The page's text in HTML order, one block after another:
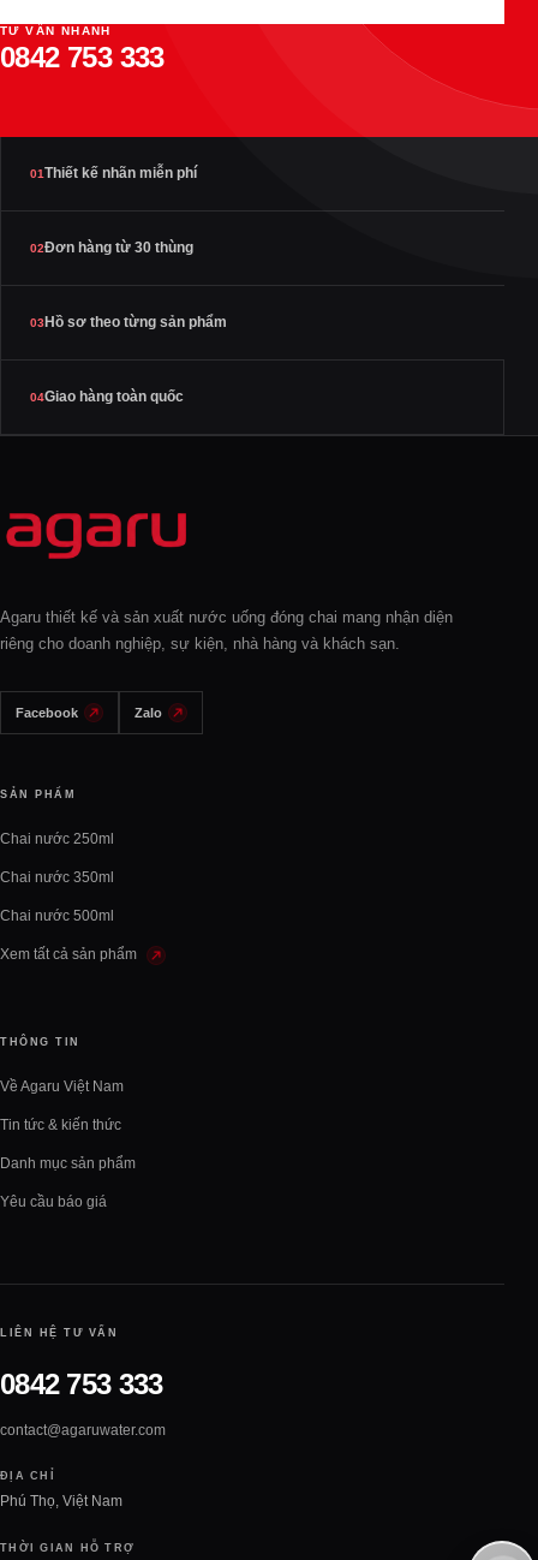
TƯ VẤN NHANH
0842 753 333
01Thiết kế nhãn miễn phí
02Đơn hàng từ 30 thùng
03Hồ sơ theo từng sản phẩm
04Giao hàng toàn quốc
Agaru thiết kế và sản xuất nước uống đóng chai mang nhận diện
riêng cho doanh nghiệp, sự kiện, nhà hàng và khách sạn.
Facebook Zalo
SẢN PHẨM
Chai nước 250ml
Chai nước 350ml
Chai nước 500ml
Xem tất cả sản phẩm
THÔNG TIN
Về Agaru Việt Nam
Tin tức & kiến thức
Danh mục sản phẩm
Yêu cầu báo giá
LIÊN HỆ TƯ VẤN
0842 753 333
contact@agaruwater.com
ĐỊA CHỈ
Phú Thọ, Việt Nam
THỜI GIAN HỖ TRỢ